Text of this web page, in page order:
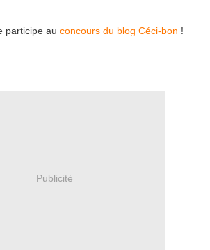
participe au concours du blog Céci-bon !
Publicité